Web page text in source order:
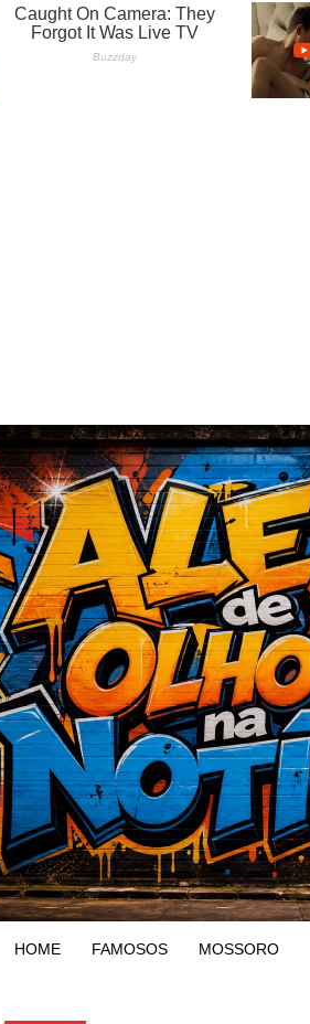
HOME FAMOSOS MOSSORO